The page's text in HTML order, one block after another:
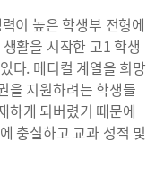
이 높은 학생부 전형에
활을 시작한 고1 학생
다. 메디컬 계열을 희망
을 지원하려는 학생들
하게 되버렸기 때문에
충실하고 교과 성적 및